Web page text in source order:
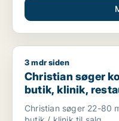
Christian søger
3 mdr siden
Christian søger
butik, klinik,
Christian søger 22-80